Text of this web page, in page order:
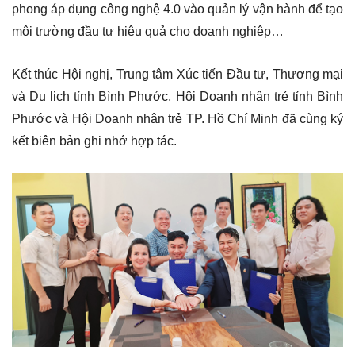
phong áp dụng công nghệ 4.0 vào quản lý vận hành để tạo
môi trường đầu tư hiệu quả cho doanh nghiệp…
Kết thúc Hội nghị, Trung tâm Xúc tiến Đầu tư, Thương mại
và Du lịch tỉnh Bình Phước, Hội Doanh nhân trẻ tỉnh Bình
Phước và Hội Doanh nhân trẻ TP. Hồ Chí Minh đã cùng ký
kết biên bản ghi nhớ hợp tác.